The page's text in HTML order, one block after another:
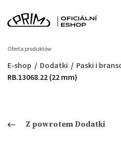
Oferta produktów
E-shop Dodatki
Paski i
RB.13068.22 (22 mm)
Z powrotem Dodatki